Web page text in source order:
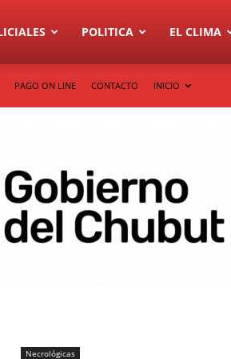
POLITICA EL CLIMA
PAGO ON LINE CONTACTO INICIO
Necrológicas